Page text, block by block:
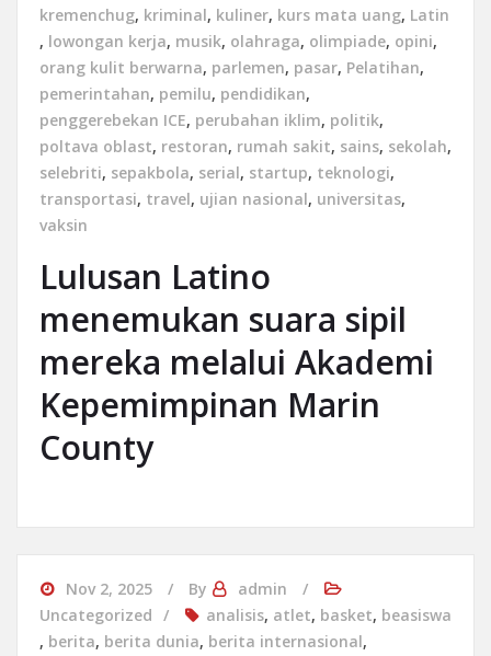
kremenchug, kriminal, kuliner, kurs mata uang, Latin
, lowongan kerja, musik, olahraga, olimpiade, opini,
orang kulit berwarna, parlemen, pasar, Pelatihan,
pemerintahan, pemilu, pendidikan,
penggerebekan ICE, perubahan iklim, politik,
poltava oblast, restoran, rumah sakit, sains, sekolah,
selebriti, sepakbola, serial, startup, teknologi,
transportasi, travel, ujian nasional, universitas,
vaksin
Lulusan Latino
menemukan suara sipil
mereka melalui Akademi
Kepemimpinan Marin
County
Nov 2, 2025 By
admin
Uncategorized
analisis, atlet, basket, beasiswa
, berita, berita dunia, berita internasional,